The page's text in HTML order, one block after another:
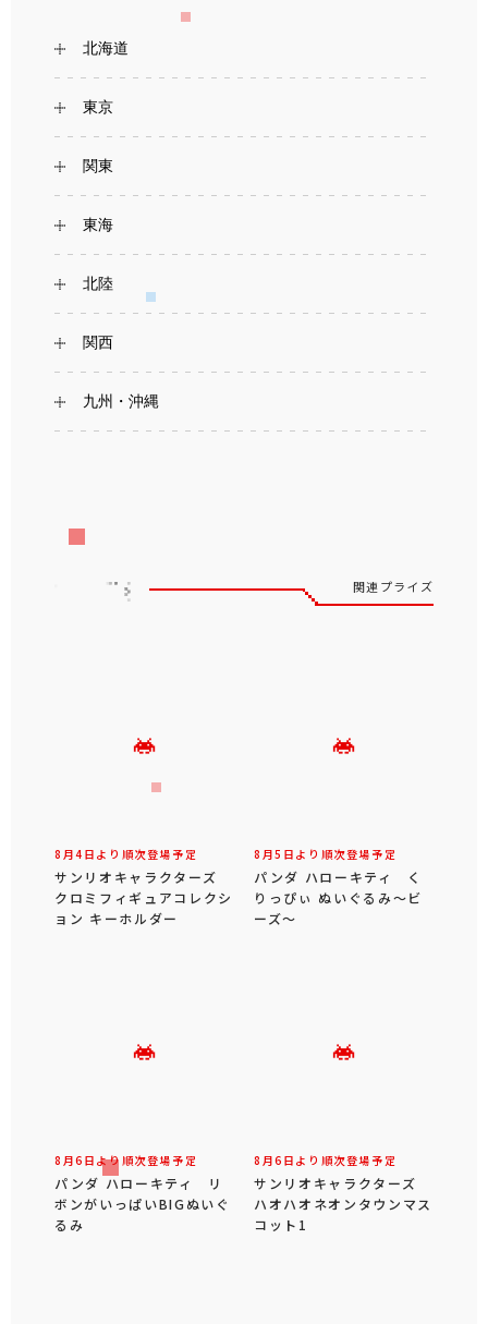
北海道
東京
関東
東海
北陸
関西
九州・沖縄
関連プライズ
8月4日より順次登場予定
サンリオキャラクターズ
クロミフィギュアコレクシ
ョン キーホルダー
8月5日より順次登場予定
パンダ ハローキティ く
りっぴぃ ぬいぐるみ～ビ
ーズ～
8月6日より順次登場予定
パンダ ハローキティ リ
ボンがいっぱいBIGぬいぐ
るみ
8月6日より順次登場予定
サンリオキャラクターズ
ハオハオネオンタウンマス
コット1